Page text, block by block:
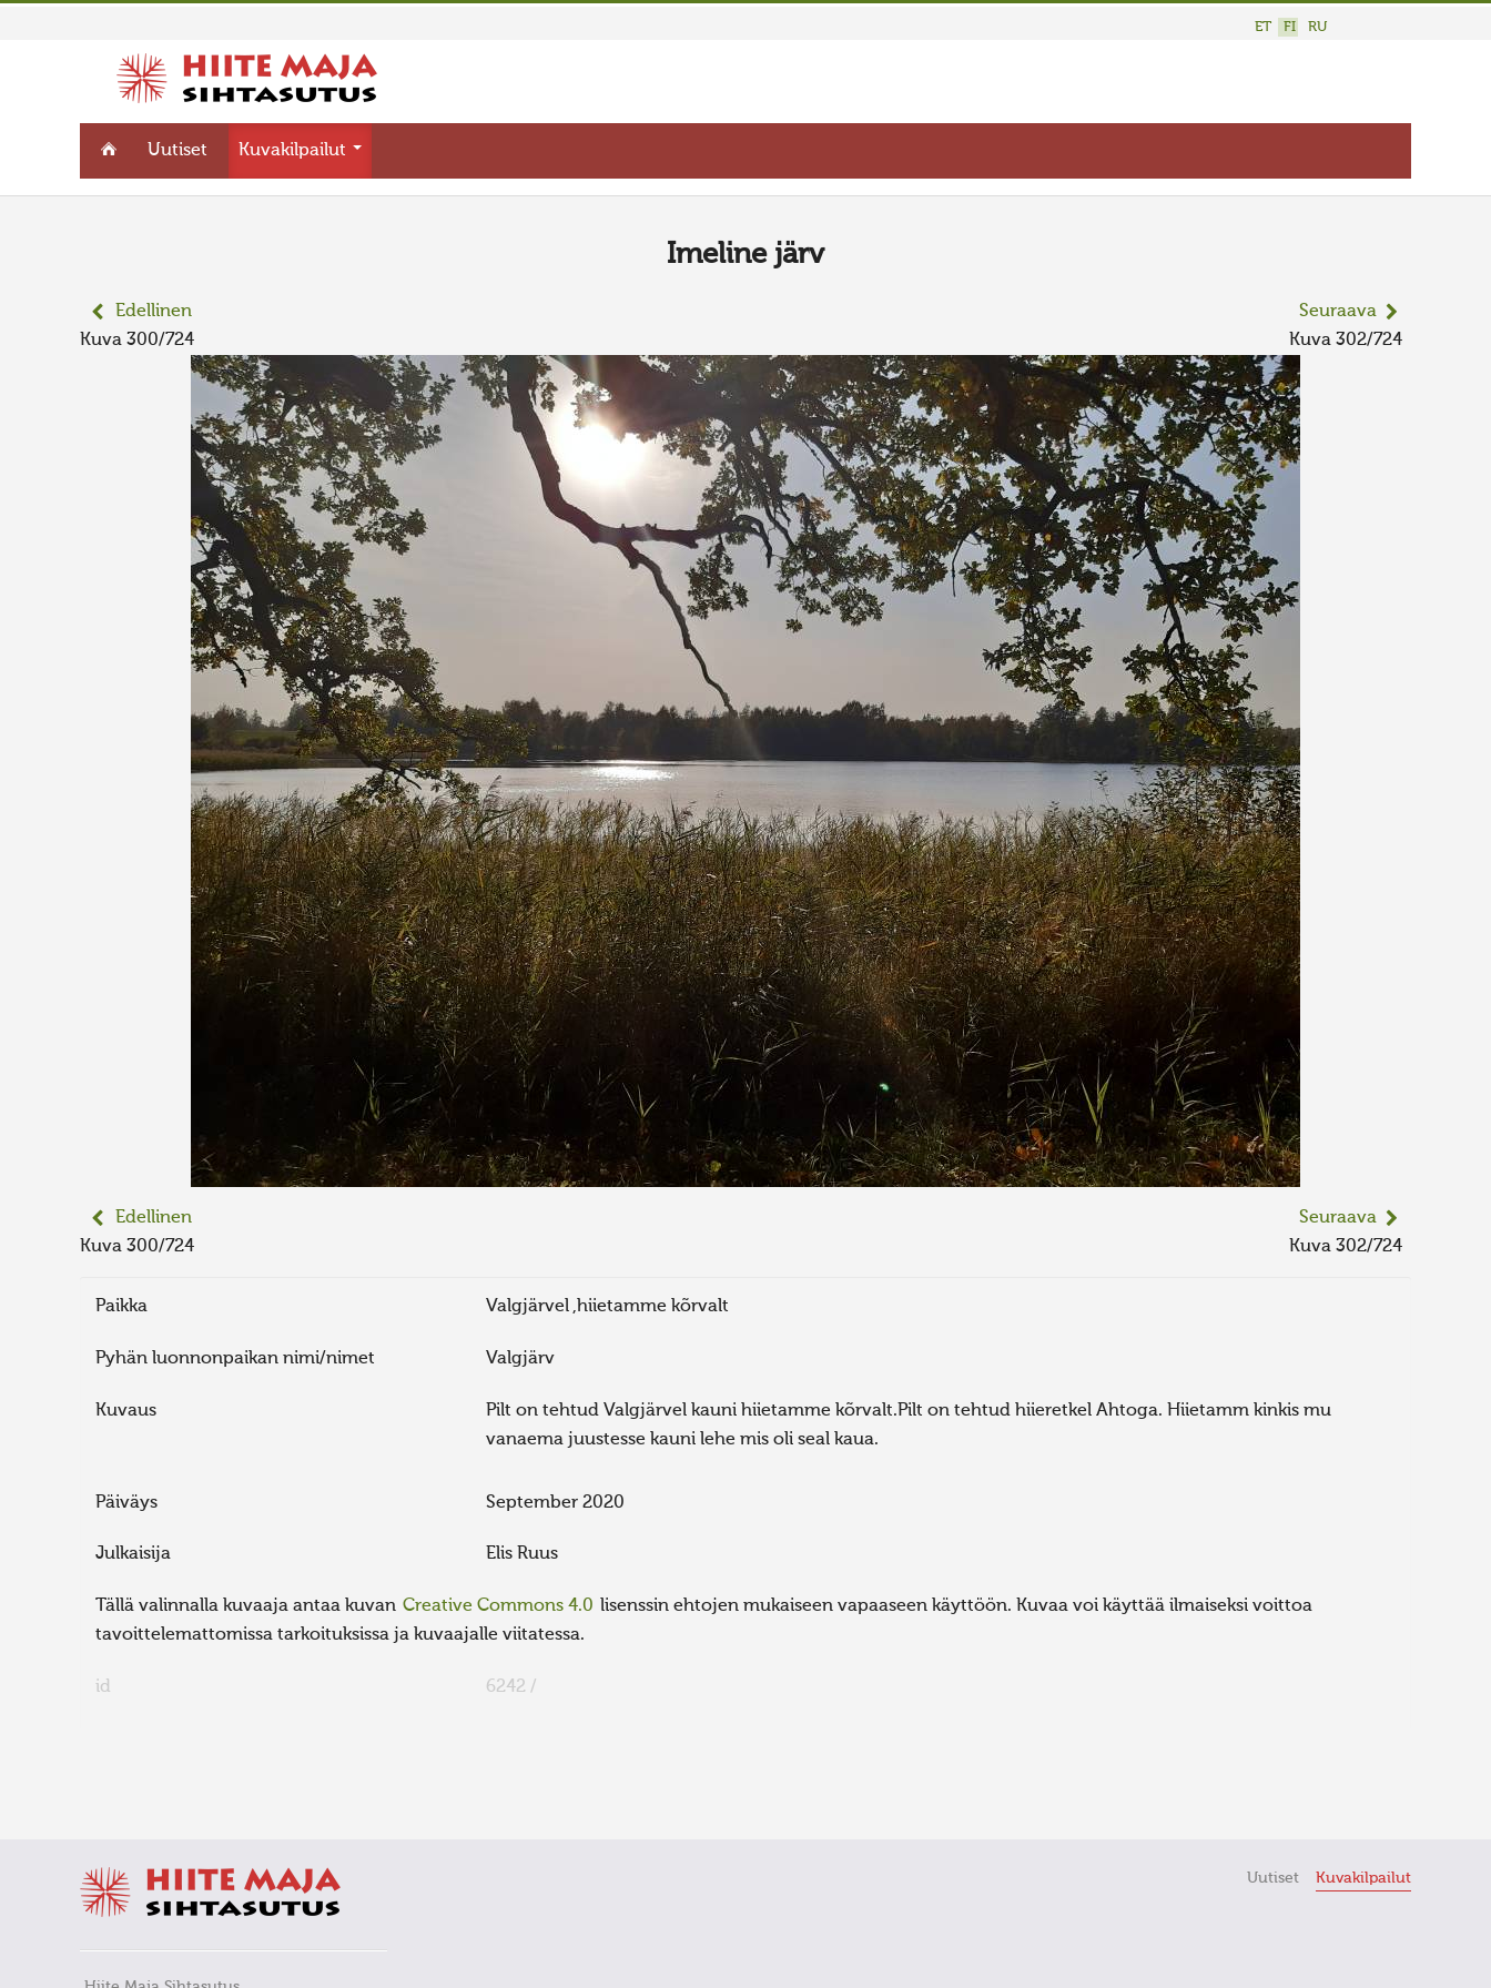
ET FI RU
Uutiset Kuvakilpailut
Imeline järv
Edellinen
Kuva 300/724
Seuraava
Kuva 302/724
Edellinen
Kuva 300/724
Seuraava
Kuva 302/724
Paikka Valgjärvel ,hiietamme kõrvalt
Pyhän luonnonpaikan nimi/nimet Valgjärv
Kuvaus
Pilt on tehtud Valgjärvel kauni hiietamme kõrvalt.Pilt on tehtud hiieretkel Ahtoga. Hiietamm kinkis mu
vanaema juustesse kauni lehe mis oli seal kaua.
Päiväys September 2020
Julkaisija Elis Ruus
Tällä valinnalla kuvaaja antaa kuvan Creative Commons 4.0 lisenssin ehtojen mukaiseen vapaaseen käyttöön. Kuvaa voi käyttää ilmaiseksi voittoa
tavoittelemattomissa tarkoituksissa ja kuvaajalle viitatessa.
id 6242 /
Uutiset Kuvakilpailut